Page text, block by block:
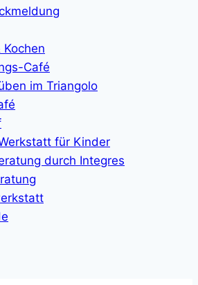
Kochen
Café
im Triangolo
für Kinder
durch Integres